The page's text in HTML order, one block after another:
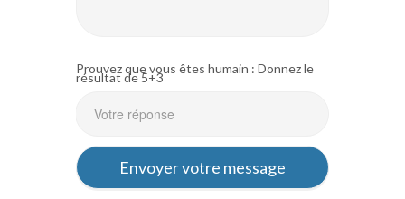
Prouvez que vous êtes humain : Donnez le
résultat de 5+3